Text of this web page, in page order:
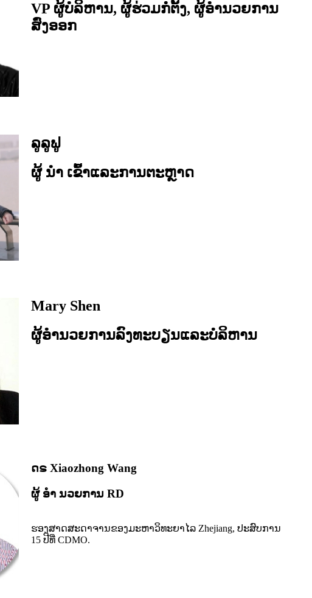
VP ຜູ້ບໍລິຫານ, ຜູ້ຮ່ວມກໍ່ຕັ້ງ, ຜູ້ອໍານວຍການ
ສົ່ງອອກ
ລູລູຟູ
ຜູ້ ນຳ ເຂົ້າແລະການຕະຫຼາດ
Mary Shen
ຜູ້ອໍານວຍການລົງທະບຽນແລະບໍລິຫານ
ດຣ Xiaozhong Wang
ຜູ້ ອຳ ນວຍການ RD
ຮອງສາດສະດາຈານຂອງມະຫາວິທະຍາໄລ Zhejiang, ປະສົບການ
15 ປີທີ່ CDMO.